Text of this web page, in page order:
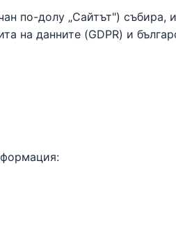
по-долу „Сайтът") събира,
на данните (GDPR) и